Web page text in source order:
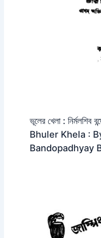
ভূলের খেলা : নির্মলশিব
Bhuler Khela :
Bandopadhyay